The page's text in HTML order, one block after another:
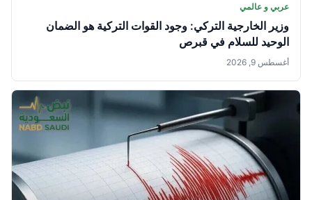
عربي و عالمي
وزير الخارجية التركي: وجود القوات التركية هو الضمان
الوحيد للسلام في قبرص
أغسطس 9, 2026